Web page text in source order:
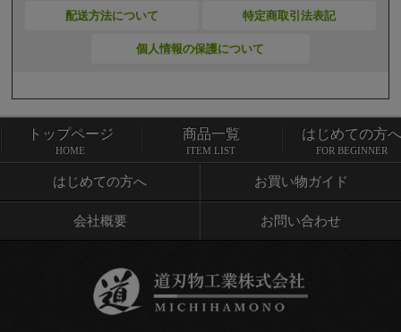
配送方法について 特定商取引法表記
個人情報の保護について
トップページ 商品一覧
はじめての方へ お買い物ガイド
会社概要 お問い合わせ
トップページ
HOME
商品一覧
ITEM LIST
はじめての方へ
FOR BEGINNER